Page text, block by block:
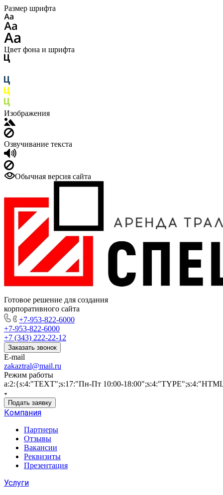
Размер шрифта
Цвет фона и шрифта
Изображения
Озвучивание текста
Обычная версия сайта
Готовое решение для создания
корпоративного сайта
+7-953-822-6000
+7-953-822-6000
+7 (343) 222-22-12
Заказать звонок
E-mail
zakaztral@mail.ru
Режим работы
a:2:{s:4:"TEXT";s:17:"Пн-Пт 10:00-
Подать заявку
Компания
Партнеры
Отзывы
Вакансии
Реквизиты
Презентация
Услуги